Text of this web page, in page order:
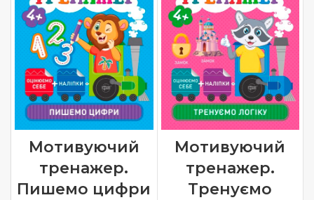
Мотивуючий
тренажер.
Пишемо цифри
Мотивуючий
тренажер.
Тренуємо